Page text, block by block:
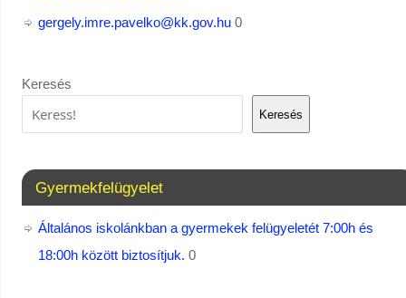
gergely.imre.pavelko@kk.gov.hu0
Keresés
Keresés
Gyermekfelügyelet
Általános iskolánkban a gyermekek felügyeletét 7:00h és
18:00h között biztosítjuk. 0